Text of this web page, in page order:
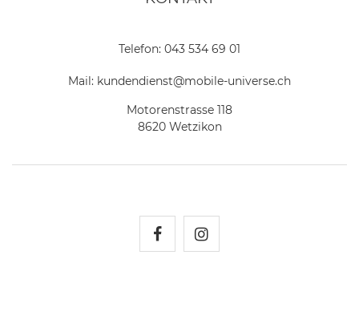
Telefon: 043 534 69 01
Mail: kundendienst@mobile-universe.ch
Motorenstrasse 118
8620 Wetzikon